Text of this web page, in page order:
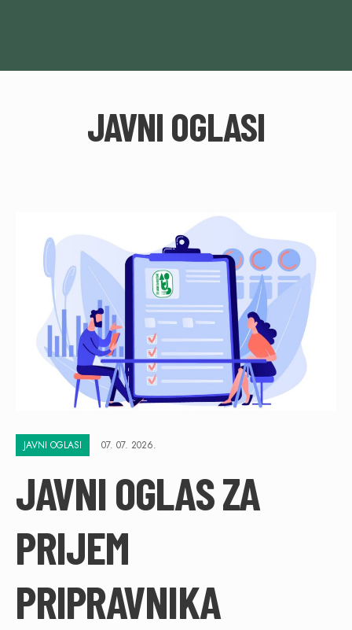
JAVNI OGLASI
JAVNI OGLASI 07. 07. 2026.
JAVNI OGLAS ZA
PRIJEM
PRIPRAVNIKA